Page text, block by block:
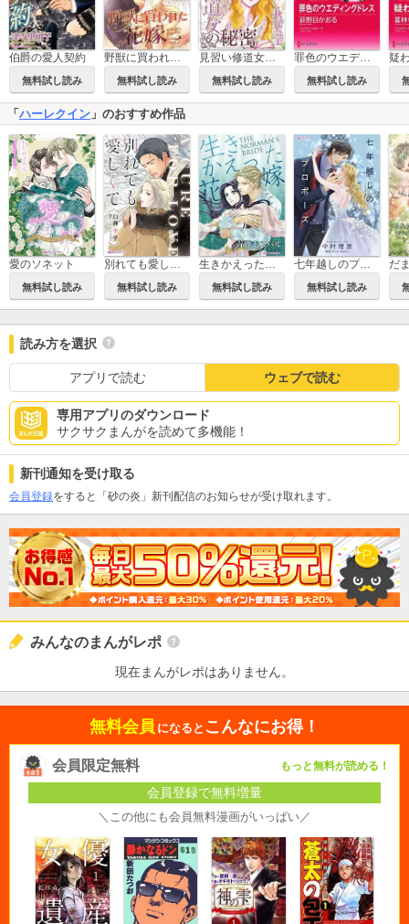
伯爵の愛人契約
無料試し読み
野獣に買われた花嫁
無料試し読み
見習い修道女の秘密
無料試し読み
罪色のウエディングドレス
無料試し読み
疑
「 ハーレクイン 」のおすすめ作品
愛のソネット
無料試し読み
別れても愛しくて
無料試し読み
生きかえった花嫁
無料試し読み
七年越しのプロポーズ
無料試し読み
読み方を選択
アプリで読む ウェブで読む
専用アプリのダウンロード
サクサクまんがを読めて多機能！
新刊通知を受け取る
会員登録をすると「砂の炎」新刊配信のお知らせが受け取れます。
みんなのまんがレポ
現在まんがレポはありません。
無料会員 になると こんなにお得！
会員限定無料 もっと無料が読める！
会員登録で無料増量
＼この他にも会員無料漫画がいっぱい／